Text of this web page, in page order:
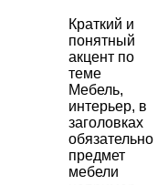
Краткий и
понятный
акцент по
теме
Мебель,
интерьер, в
заголовках
обязательно
предмет
мебели